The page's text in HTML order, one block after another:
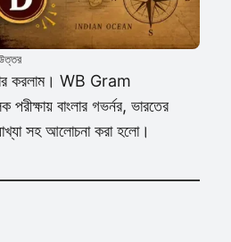
করলাম। WB Gram
বাংলার গভর্নর, ভারতের
সহ আলোচনা করা হলো।